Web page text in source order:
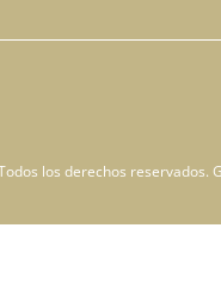
los derechos